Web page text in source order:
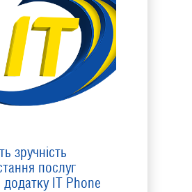
зручність
послуг
додатку IT Phone